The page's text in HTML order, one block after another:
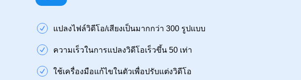
แปลงไฟล์วิดีโอ/เสียงเป็นมากกว่า 300 รูปแบบ
ความเร็วในการแปลงวิดีโอเร็วขึ้น 50 เท่า
ใช้เครื่องมือแก้ไขในตัวเพื่อปรับแต่งวิดีโอ